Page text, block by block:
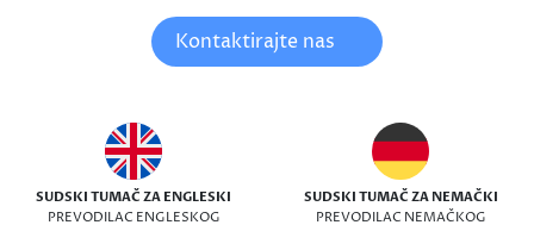
Kontaktirajte nas
SUDSKI TUMAČ ZA ENGLESKI
PREVODILAC ENGLESKOG
SUDSKI TUMAČ ZA NEMAČKI
PREVODILAC NEMAČKOG